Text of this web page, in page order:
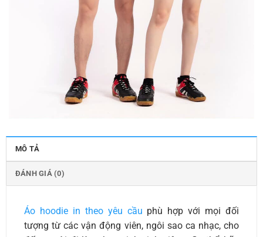
MÔ TẢ
ĐÁNH GIÁ (0)
Áo hoodie in theo yêu cầu phù hợp với mọi đối
tượng từ các vận động viên, ngôi sao ca nhạc, cho